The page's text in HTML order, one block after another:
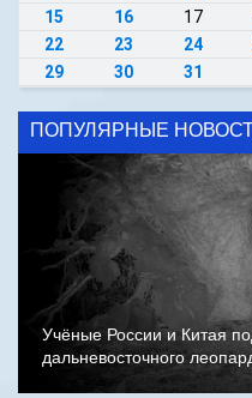
15
16 17
22
23 24
29
30 31
ПОПУЛЯРНЫЕ
Учёные России и Китая
дальневосточного